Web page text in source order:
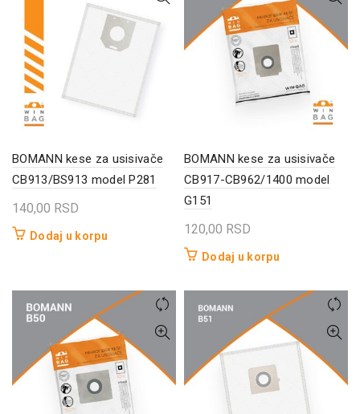
BOMANN kese za usisivače
CB913/BS913 model P281
140,00 RSD
Dodaj u korpu
BOMANN kese za usisivače
CB917-CB962/1400 model
G151
120,00 RSD
Dodaj u korpu